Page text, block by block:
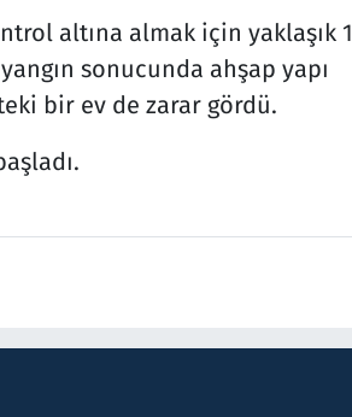
altına almak için yaklaşık 1
sonucunda ahşap yapı
bir ev de zarar gördü.